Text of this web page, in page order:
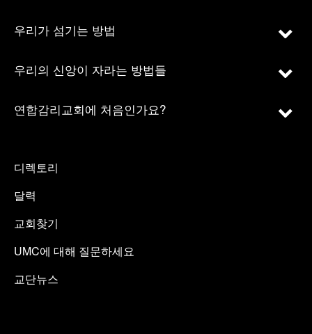
우리가 섬기는 방법
우리의 신앙이 자라는 방법들
연합감리교회에 처음인가요?
디렉토리
달력
교회찾기
UMC에 대해 질문하세요
교단뉴스